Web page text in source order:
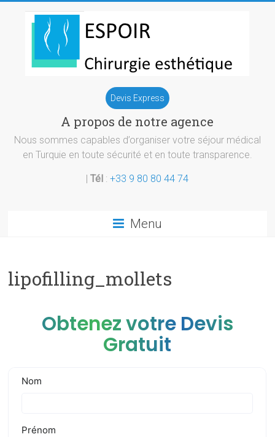
esthetique
Turquie
Devis Express
A propos de notre agence
Nous sommes capables d’organiser votre séjour médical
en Turquie en toute sécurité et en toute transparence.
|Tél :+33 9 80 80 44 74
Menu
lipofilling_mollets
Obtenez votre Devis
Gratuit